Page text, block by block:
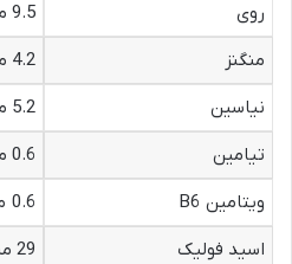
روی
9.5 میلی‌گرم
منگنز
4.2 میلی‌گرم
نیاسین
5.2 میلی‌گرم
تیامین
0.6 میلی‌گرم
ویتامین B6
0.6 میلی‌گرم
اسید فولیک
29 میکروگرم